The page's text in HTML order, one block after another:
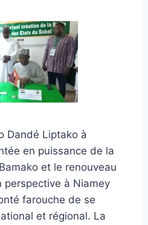
Dandé Liptako à
en puissance de la
et le renouveau
perspective à Niamey
farouche de se
et régional. La